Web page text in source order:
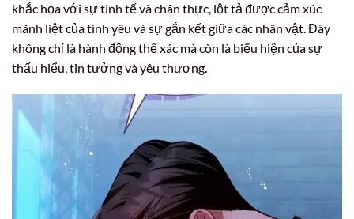
khắc họa với sự tinh tế và chân thực, lột tả được cảm xúc
mãnh liệt của tình yêu và sự gắn kết giữa các nhân vật. Đây
không chỉ là hành động thể xác mà còn là biểu hiện của sự
thấu hiểu, tin tưởng và yêu thương.